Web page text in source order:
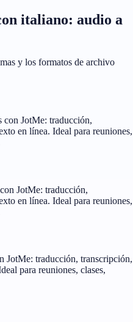
italiano: audio a
y los formatos de archivo
con JotMe: traducción,
en línea. Ideal para reuniones,
JotMe: traducción,
en línea. Ideal para reuniones,
JotMe: traducción, transcripción,
para reuniones, clases,